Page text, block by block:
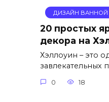
ДИЗАЙН ВАННОЙ
20 простых
декора на
Хэллоуин – это
завлекательных
0 18